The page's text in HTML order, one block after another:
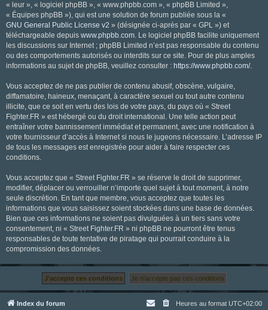
« leur », « logiciel phpBB », « www.phpbb.com », « phpBB Limited »,
« Équipes phpBB »), qui est une solution de forum publiée sous la «
GNU General Public License v2 » (désignée ci-après par « GPL ») et
téléchargeable depuis www.phpbb.com. Le logiciel phpBB facilite uniquement
les discussions sur Internet ; phpBB Limited n’est pas responsable du contenu
ou des comportements autorisés ou interdits sur ce site. Pour de plus amples
informations au sujet de phpBB, veuillez consulter : https://www.phpbb.com/.
Vous acceptez de ne pas publier de contenu abusif, obscène, vulgaire,
diffamatoire, haineux, menaçant, à caractère sexuel ou tout autre contenu
illicite, que ce soit en vertu des lois de votre pays, du pays où « Street
Fighter.FR » est hébergé ou du droit international. Une telle action peut
entraîner votre bannissement immédiat et permanent, avec une notification à
votre fournisseur d’accès à Internet si nous le jugeons nécessaire. L’adresse IP
de tous les messages est enregistrée pour aider à faire respecter ces
conditions.
Vous acceptez que « Street Fighter.FR » se réserve le droit de supprimer,
modifier, déplacer ou verrouiller n’importe quel sujet à tout moment, à notre
seule discrétion. En tant que membre, vous acceptez que toutes les
informations que vous saisissez soient stockées dans une base de données.
Bien que ces informations ne soient pas divulguées à un tiers sans votre
consentement, ni « Street Fighter.FR » ni phpBB ne pourront être tenus
responsables de toute tentative de piratage qui pourrait conduire à la
compromission des données.
Index du forum Heures au format UTC+02:00